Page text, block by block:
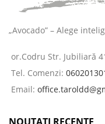
„Avocado” – Alege
or.Codru Str. Jubiliară
Tel. Comenzi:
Email: